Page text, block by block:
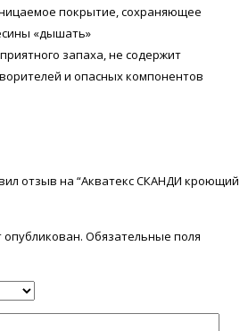
покрытие, сохраняющее
«дышать»
запаха, не содержит
и опасных компонентов
отзыв на “Акватекс СКАНДИ кроющий
Обязательные поля